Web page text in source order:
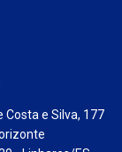
Costa e Silva, 177